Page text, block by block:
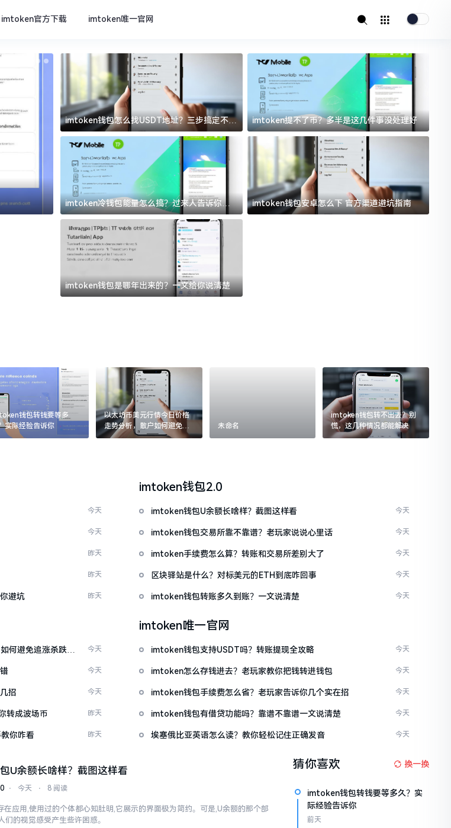
imtoken官方下载 imtoken唯一官网
imtoken官方下载
imtoken钱包怎么找USDT地址？三步搞定不踩
坑
imtoken提不了币？多半是这几件事没处理好
imtoken冷钱包能量怎么搞？过来人告诉你门
道
imtoken钱包安卓怎么下 官方渠道避坑指南
imtoken钱包是哪年出来的？一文给你说清楚
钱包转钱要等多
实际经验告诉你
以太坊币美元行情今日价格
走势分析，散户如何避免追
涨杀跌被套牢
未命名
imtoken钱包转不出去？别
慌，这几种情况都能解决
今天
今天
昨天
昨天
避坑 昨天
imtoken钱包2.0
imtoken钱包U余额长啥样？截图这样看 今天
imtoken钱包交易所靠不靠谱？老玩家说说心里话 今天
imtoken手续费怎么算？转账和交易所差别大了 今天
区块驿站是什么？对标美元的ETH到底咋回事 今天
imtoken钱包转账多久到账？一文说清楚 今天
何避免追涨杀跌被
今天
今天
招 今天
转成波场币 昨天
你咋看 昨天
imtoken唯一官网
imtoken钱包支持USDT吗？转账提现全攻略 今天
imtoken怎么存钱进去？老玩家教你把钱转进钱包 今天
imtoken钱包手续费怎么省？老玩家告诉你几个实在招 今天
imtoken钱包有借贷功能吗？靠谱不靠谱一文说清楚 今天
埃塞俄比亚英语怎么读？教你轻松记住正确发音 今天
U余额长啥样？截图这样看
⋅ 今天 ⋅ 8 阅读
应用,使用过的个体都心知肚明,它展示的界面极为简约。可是,U余额的那个部
们的视觉感受产生些许困惑。
猜你喜欢 换一换
imtoken钱包转钱要等多久？实
际经验告诉你
前天